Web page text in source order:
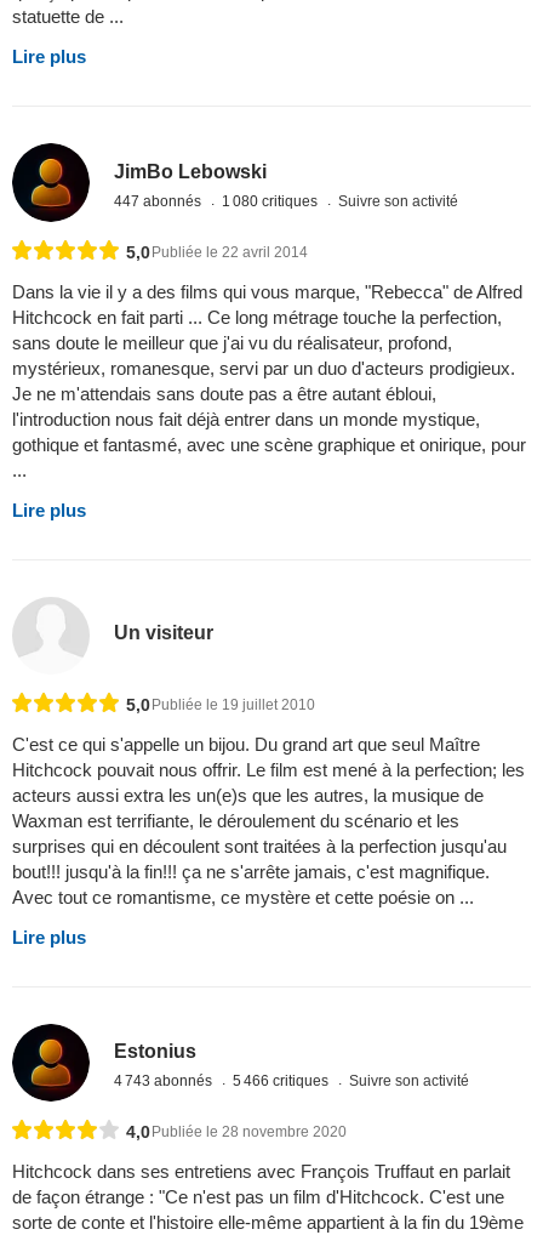
statuette de ...
Lire plus
JimBo Lebowski
447 abonnés 1 080 critiques Suivre son activité
5,0Publiée le 22 avril 2014
Dans la vie il y a des films qui vous marque, "Rebecca" de Alfred
Hitchcock en fait parti ... Ce long métrage touche la perfection,
sans doute le meilleur que j'ai vu du réalisateur, profond,
mystérieux, romanesque, servi par un duo d'acteurs prodigieux.
Je ne m'attendais sans doute pas a être autant ébloui,
l'introduction nous fait déjà entrer dans un monde mystique,
gothique et fantasmé, avec une scène graphique et onirique, pour
...
Lire plus
Un visiteur
5,0Publiée le 19 juillet 2010
C'est ce qui s'appelle un bijou. Du grand art que seul Maître
Hitchcock pouvait nous offrir. Le film est mené à la perfection; les
acteurs aussi extra les un(e)s que les autres, la musique de
Waxman est terrifiante, le déroulement du scénario et les
surprises qui en découlent sont traitées à la perfection jusqu'au
bout!!! jusqu'à la fin!!! ça ne s'arrête jamais, c'est magnifique.
Avec tout ce romantisme, ce mystère et cette poésie on ...
Lire plus
Estonius
4 743 abonnés 5 466 critiques Suivre son activité
4,0 Publiée le 28 novembre 2020
Hitchcock dans ses entretiens avec François Truffaut en parlait
de façon étrange : "Ce n'est pas un film d'Hitchcock. C'est une
sorte de conte et l'histoire elle-même appartient à la fin du 19ème